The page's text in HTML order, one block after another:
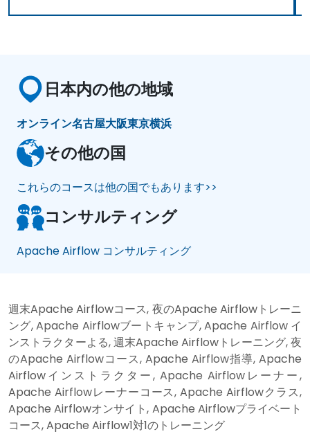
日本内の他の地域
オンライン名古屋大阪東京横浜
その他の国
これらのコースは他の国でもあります>>
コンサルティング
Apache Airflow コンサルティング
週末Apache Airflowコース, 夜のApache Airflowトレーニ
ング, Apache Airflowブートキャンプ, Apache Airflow イ
ンストラクターよる, 週末Apache Airflowトレーニング, 夜
のApache Airflowコース, Apache Airflow指導, Apache
Airflowインストラクター, Apache Airflowレーナー,
Apache Airflowレーナーコース, Apache Airflowクラス,
Apache Airflowオンサイト, Apache Airflowプライベート
コース, Apache Airflow1対1のトレーニング